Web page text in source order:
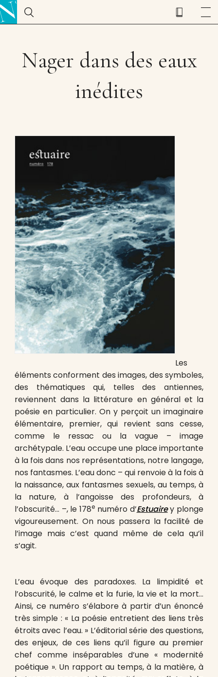
Nager dans des eaux
inédites
Les
éléments conforment des images, des symboles,
des thématiques qui, telles des antiennes,
reviennent dans la littérature en général et la
poésie en particulier. On y perçoit un imaginaire
élémentaire, premier, qui revient sans cesse,
comme le ressac ou la vague – image
archétypale. L’eau occupe une place importante
à la fois dans nos représentations, notre langage,
nos fantasmes. L’eau donc – qui renvoie à la fois à
la naissance, aux fantasmes sexuels, au temps, à
la nature, à l’angoisse des profondeurs, à
l’obscurité… –, le 178e numéro d’Estuairey plonge
vigoureusement. On nous passera la facilité de
l’image mais c’est quand même de cela qu’il
s’agit.
L’eau évoque des paradoxes. La limpidité et
l’obscurité, le calme et la furie, la vie et la mort…
Ainsi, ce numéro s’élabore à partir d’un énoncé
très simple : « La poésie entretient des liens très
étroits avec l’eau. » L’éditorial série des questions,
des enjeux, de ces liens qu’il figure au premier
chef comme inséparables d’une « modernité
poétique ». Un rapport au temps, à la matière, à